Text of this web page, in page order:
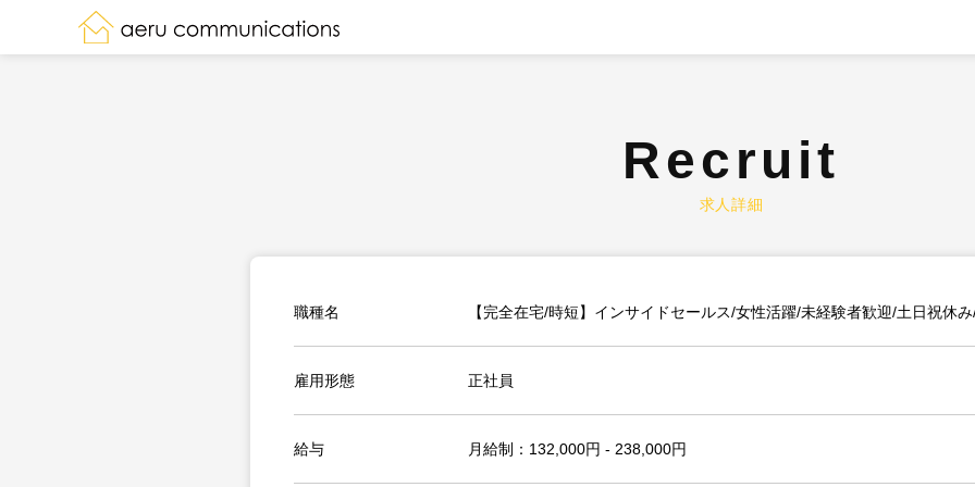
Recruit
求人詳細
職種名 【完全在宅/時短】インサイドセールス/女性活躍/未経験者歓迎/土日祝休
雇用形態 正社員
給与 月給制：132,000円 - 238,000円